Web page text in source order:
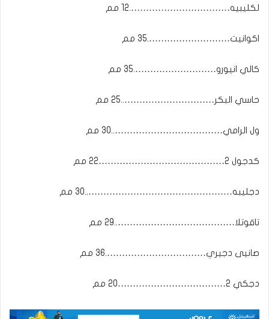
لكليبيه…………………………….12 مم
اكوانيت……………………….35 مم
كالي انيورو……………………….35 مم
حاسي البكر…………………………..25 مم
ول الرامي………………………………..30 مم
كدجول 2……………………………………22 مم
دجليبه…………………………………………..30 مم
تاقوتلا…………………………………..29 مم
صانيى دجيري…………………………….36 مم
دجكي 2………………………………20 مم